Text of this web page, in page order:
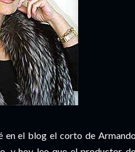
en el blog el corto de